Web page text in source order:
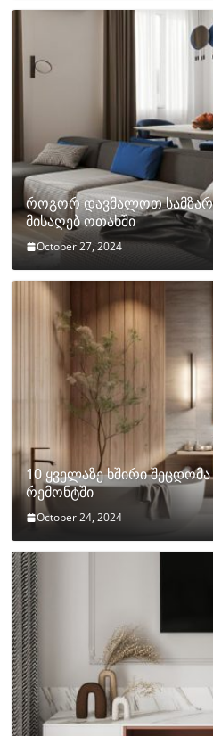
როგორ დავმალოთ
მისაღებ ოთახში
October 27, 2024
10 ყველაზე ხშირი
რემონტში
October 24, 2024